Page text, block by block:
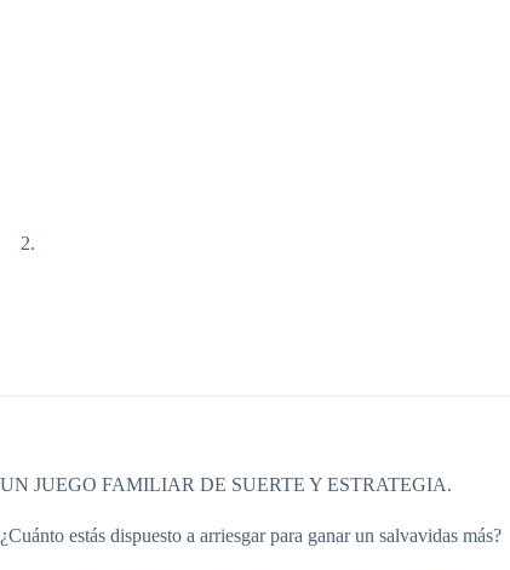
UN JUEGO FAMILIAR DE SUERTE Y ESTRATEGIA.
¿Cuánto estás dispuesto a arriesgar para ganar un salvavidas más?